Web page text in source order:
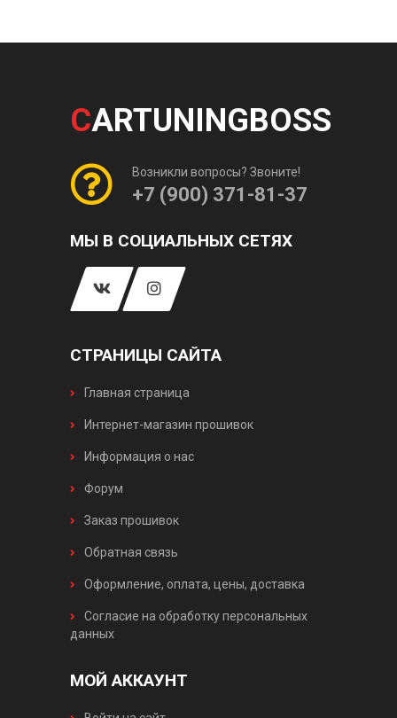
CARTUNINGBOSS
Возникли вопросы? Звоните!
+7 (900) 371-81-37
МЫ В СОЦИАЛЬНЫХ СЕТЯХ
СТРАНИЦЫ САЙТА
Главная страница
Интернет-магазин прошивок
Информация о нас
Форум
Заказ прошивок
Обратная связь
Оформление, оплата, цены, доставка
Согласие на обработку персональных
данных
МОЙ АККАУНТ